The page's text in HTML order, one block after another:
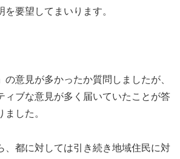
要望してまいります。
の意見が多かったか質問しましたが、
ィブな意見が多く届いていたことが答
した。
、都に対しては引き続き地域住民に対